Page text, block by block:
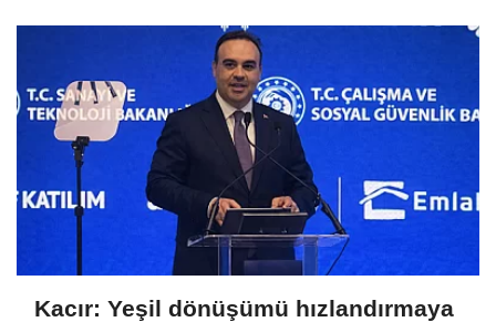
Kacır: Yeşil dönüşümü hızlandırmaya